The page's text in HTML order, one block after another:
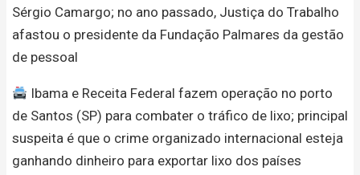
Sérgio Camargo; no ano passado, Justiça do Trabalho
afastou o presidente da Fundação Palmares da gestão
de pessoal
Ibama e Receita Federal fazem operação no porto
de Santos (SP) para combater o tráfico de lixo; principal
suspeita é que o crime organizado internacional esteja
ganhando dinheiro para exportar lixo dos países